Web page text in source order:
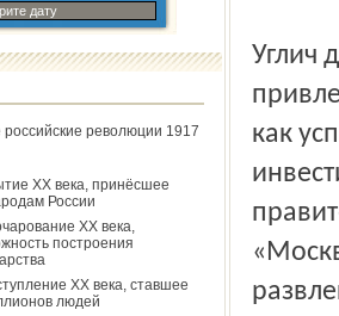
дату
российские революции 1917
ХХ века, принёсшее
России
ХХ века,
построения
ХХ века, ставшее
людей
Углич
как